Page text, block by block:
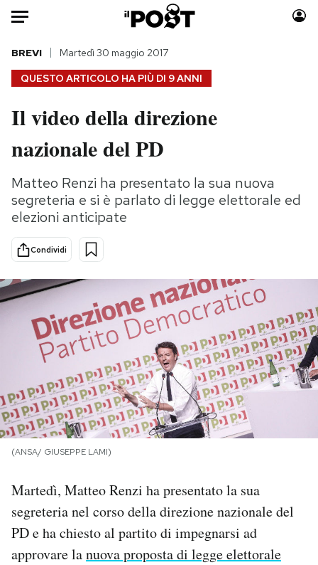
Auto
HOME
Italia
Politica
Tecnologia
Internet
Scienza
Cultura
Economia
Sport
Moda
Storie/Idee
Ok Boomer!
Mondiali calcio 2026
PODCAST
NEWSLETTER
I MIEI PREFERITI
SHOP
CALENDARIO
QUESTO ARTICOLO HA PIÙ DI 9 ANNI
BREVI Martedì 30 maggio 2017
Il video della direzione
nazionale del PD
Matteo Renzi ha presentato la sua nuova
segreteria e si è parlato di legge elettorale ed
elezioni anticipate
Condividi
(ANSA/ GIUSEPPE LAMI)
Martedì, Matteo Renzi ha presentato la sua
segreteria nel corso della direzione nazionale del
PD e ha chiesto al partito di impegnarsi ad
approvare lanuova proposta di legge elettorale